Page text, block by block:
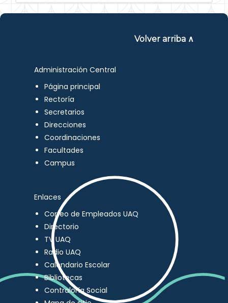
Volver arriba ∧
Administración Central
Página principal
Rectoría
Secretarios
Direcciones
Coordinaciones
Facultades
Campus
Enlaces
Correo de Empleados UAQ
Directorio
TV UAQ
Radio UAQ
Calendario Escolar
Bibliotecas
Contraloría Social